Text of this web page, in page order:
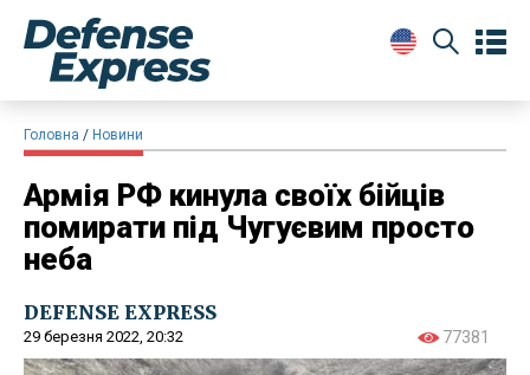
Головна Новини
Армія РФ кинула своїх бійців
помирати під Чугуєвим просто
неба
DEFENSE EXPRESS
29 березня 2022, 20:32 77381